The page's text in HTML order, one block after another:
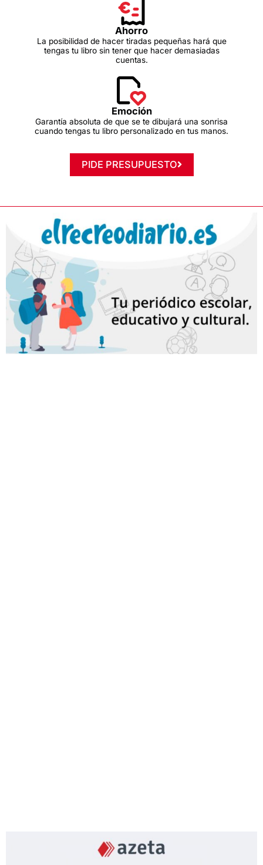
Ahorro
La posibilidad de hacer tiradas pequeñas hará que
tengas tu libro sin tener que hacer demasiadas
cuentas.
Emoción
Garantía absoluta de que se te dibujará una sonrisa
cuando tengas tu libro personalizado en tus manos.
PIDE PRESUPUESTO